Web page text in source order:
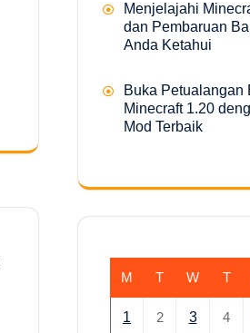
Menjelajahi
dan Pembaruan
Anda Ketahui
Buka Petualangan
Minecraft 1.20
Mod Terbaik
M T W T
1 2 3 4